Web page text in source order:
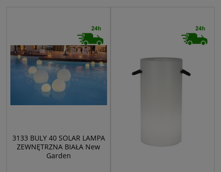
3133 BULY 40 SOLAR LAMPA
ZEWNĘTRZNA BIAŁA New
Garden